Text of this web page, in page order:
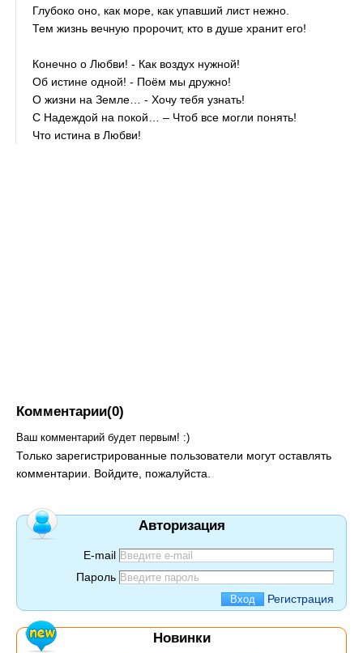
Глубоко оно, как море, как упавший лист нежно.
Тем жизнь вечную пророчит, кто в душе хранит его!
Конечно о Любви! - Как воздух нужной!
Об истине одной! - Поём мы дружно!
О жизни на Земле… - Хочу тебя узнать!
С Надеждой на покой… – Чтоб все могли понять!
Что истина в Любви!
Комментарии(0)
Ваш комментарий будет первым! :)
Только зарегистрированные пользователи могут оставлять
комментарии. Войдите, пожалуйста.
Авторизация
E-mail
Пароль
Регистрация
Новинки